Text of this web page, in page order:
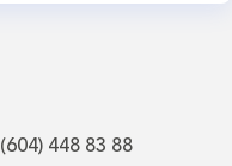
(604) 448 83 88